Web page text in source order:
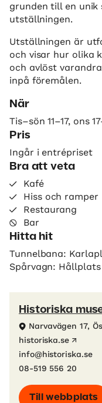
grunden till en unik
utställningen.
Utställningen är
och visar hur olika
och avlöst
inpå föremålen.
När
Tis–sön 11–17, ons
Pris
Ingår i entrépriset
Bra att veta
Kafé
Hiss och ramper
Restaurang
Bar
Hitta hit
Tunnelbana:
Spårvagn:
Historiska
Narvavägen 17,
historiska.se
info@historiska.se
08-519 556 20
Till webbplats